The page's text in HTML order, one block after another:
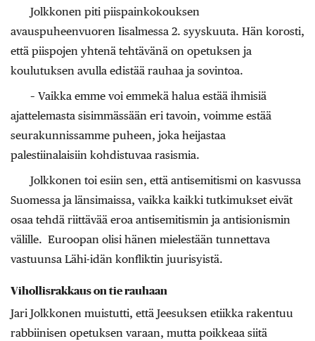
Jolkkonen piti piispainkokouksen
avauspuheenvuoren Iisalmessa 2. syyskuuta. Hän korosti,
että piispojen yhtenä tehtävänä on opetuksen ja
koulutuksen avulla edistää rauhaa ja sovintoa.
– Vaikka emme voi emmekä halua estää ihmisiä
ajattelemasta sisimmässään eri tavoin, voimme estää
seurakunnissamme puheen, joka heijastaa
palestiinalaisiin kohdistuvaa rasismia.
Jolkkonen toi esiin sen, että antisemitismi on kasvussa
Suomessa ja länsimaissa, vaikka kaikki tutkimukset eivät
osaa tehdä riittävää eroa antisemitismin ja antisionismin
välille. Euroopan olisi hänen mielestään tunnettava
vastuunsa Lähi-idän konfliktin juurisyistä.
Vihollisrakkaus on tie rauhaan
Jari Jolkkonen muistutti, että Jeesuksen etiikka rakentuu
rabbiinisen opetuksen varaan, mutta poikkeaa siitä